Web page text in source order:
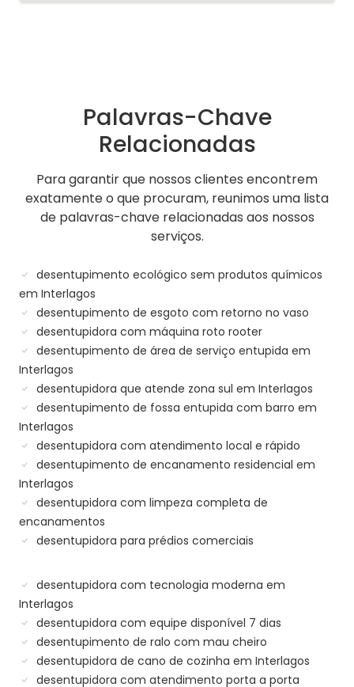
Palavras-Chave
Relacionadas
Para garantir que nossos clientes encontrem
exatamente o que procuram, reunimos uma lista
de palavras-chave relacionadas aos nossos
serviços.
desentupimento ecológico sem produtos químicos
em Interlagos
desentupimento de esgoto com retorno no vaso
desentupidora com máquina roto rooter
desentupimento de área de serviço entupida em
Interlagos
desentupidora que atende zona sul em Interlagos
desentupimento de fossa entupida com barro em
Interlagos
desentupidora com atendimento local e rápido
desentupimento de encanamento residencial em
Interlagos
desentupidora com limpeza completa de
encanamentos
desentupidora para prédios comerciais
desentupidora com tecnologia moderna em
Interlagos
desentupidora com equipe disponível 7 dias
desentupimento de ralo com mau cheiro
desentupidora de cano de cozinha em Interlagos
desentupidora com atendimento porta a porta